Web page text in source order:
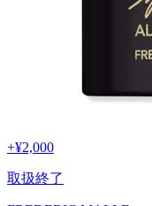
+¥2,000
取扱終了